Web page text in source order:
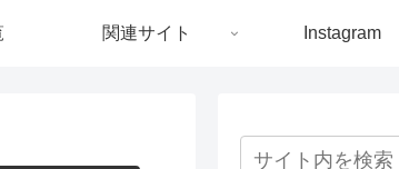
関連サイト Instagram